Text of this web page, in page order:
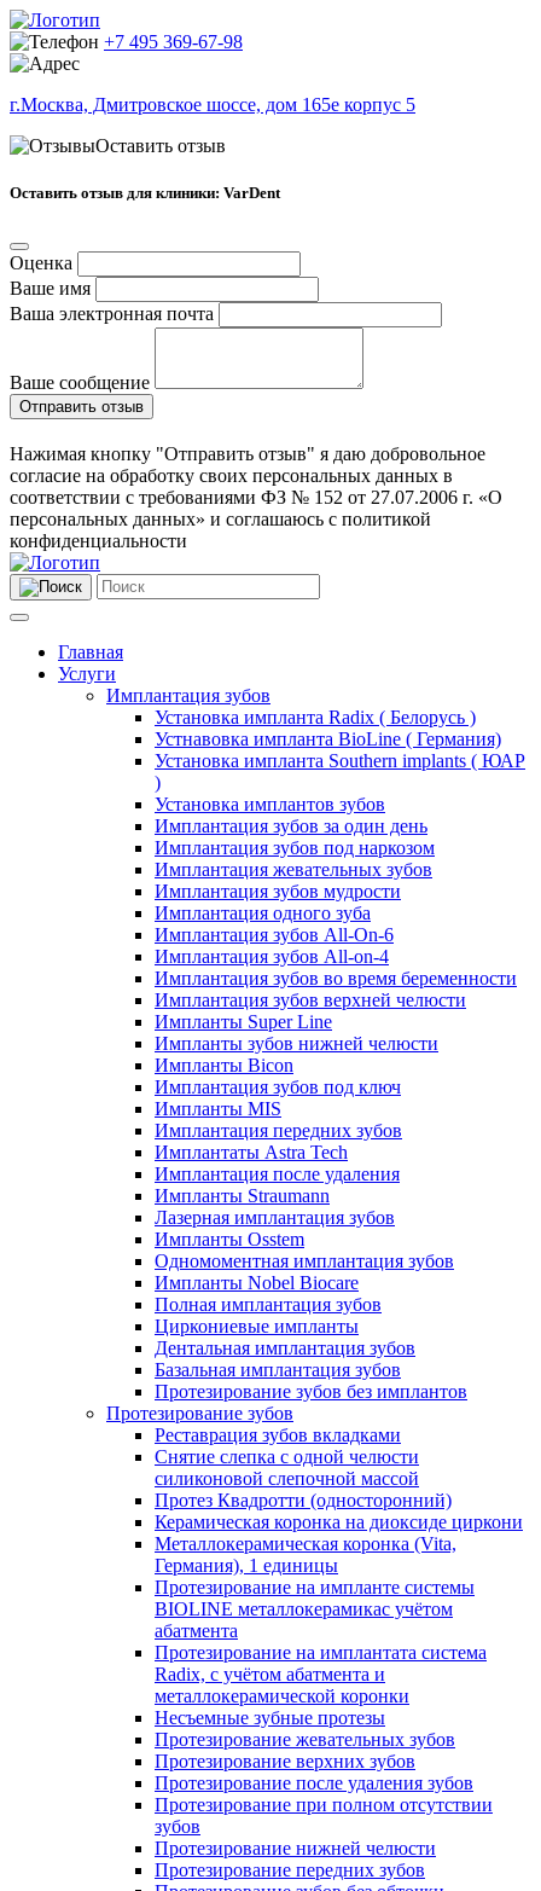
+7 495 369-67-98
г.Москва, Дмитровское шоссе, дом 165е корпус 5
Оставить отзыв
Оставить отзыв для клиники: VarDent
Оценка
Ваше имя
Ваша электронная почта
Ваше сообщение
Отправить отзыв
Нажимая кнопку "Отправить отзыв" я даю добровольное
согласие на обработку своих персональных данных в
соответствии с требованиями ФЗ № 152 от 27.07.2006 г. «О
персональных данных» и соглашаюсь с политикой
конфиденциальности
Главная
Услуги
Имплантация зубов
Установка импланта Radix ( Белорусь )
Устнавовка импланта BioLine ( Германия)
Установка импланта Southern implants ( ЮАР
)
Установка имплантов зубов
Имплантация зубов за один день
Имплантация зубов под наркозом
Имплантация жевательных зубов
Имплантация зубов мудрости
Имплантация одного зуба
Имплантация зубов All-On-6
Имплантация зубов All-on-4
Имплантация зубов во время беременности
Имплантация зубов верхней челюсти
Импланты Super Line
Импланты зубов нижней челюсти
Импланты Bicon
Имплантация зубов под ключ
Импланты MIS
Имплантация передних зубов
Имплантаты Astra Tech
Имплантация после удаления
Импланты Straumann
Лазерная имплантация зубов
Импланты Osstem
Одномоментная имплантация зубов
Импланты Nobel Biocare
Полная имплантация зубов
Циркониевые импланты
Дентальная имплантация зубов
Базальная имплантация зубов
Протезирование зубов без имплантов
Протезирование зубов
Реставрация зубов вкладками
Снятие слепка с одной челюсти
силиконовой слепочной массой
Протез Квадротти (односторонний)
Керамическая коронка на диоксиде циркони
Металлокерамическая коронка (Vita,
Германия), 1 единицы
Протезирование на импланте системы
BIOLINE металлокерамикас учётом
абатмента
Протезирование на имплантата система
Radix, с учётом абатмента и
металлокерамической коронки
Несъемные зубные протезы
Протезирование жевательных зубов
Протезирование верхних зубов
Протезирование после удаления зубов
Протезирование при полном отсутствии
зубов
Протезирование нижней челюсти
Протезирование передних зубов